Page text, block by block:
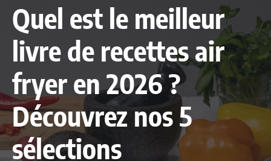
Quel est le meilleur
livre de recettes air
fryer en 2026 ?
Découvrez nos 5
sélections